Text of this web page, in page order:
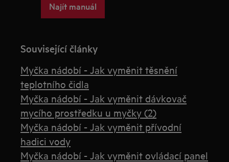
Najít manuál
Související články
Myčka nádobí - Jak vyměnit těsnění
teplotního čidla
Myčka nádobí - Jak vyměnit dávkovač
mycího prostředku u myčky (2)
Myčka nádobí - Jak vyměnit přívodní
hadici vody
Myčka nádobí - Jak vyměnit ovládací panel